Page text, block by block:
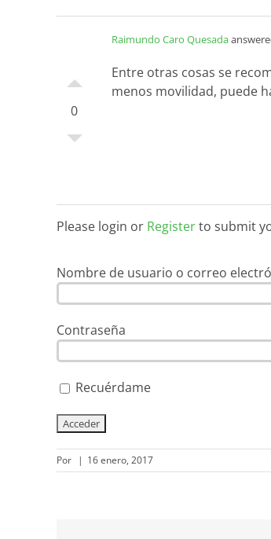
0
Raimundo Caro Quesada
Entre otras cosas se
menos movilidad, puede
Please login or Registerto submit
Nombre de usuario o correo
Contraseña
Recuérdame
Por | 16 enero, 2017